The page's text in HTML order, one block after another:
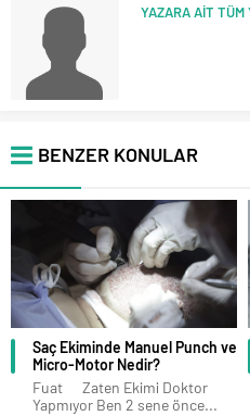
YAZARA AİT TÜM
BENZER KONULAR
Saç Ekiminde Manuel Punch ve
Micro-Motor Nedir?
Fuat Zaten Ekimi Doktor
Yapmıyor Ben 2 sene önce...